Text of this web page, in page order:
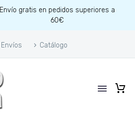
Envío gratis en pedidos superiores a
60€
Envíos Catálogo